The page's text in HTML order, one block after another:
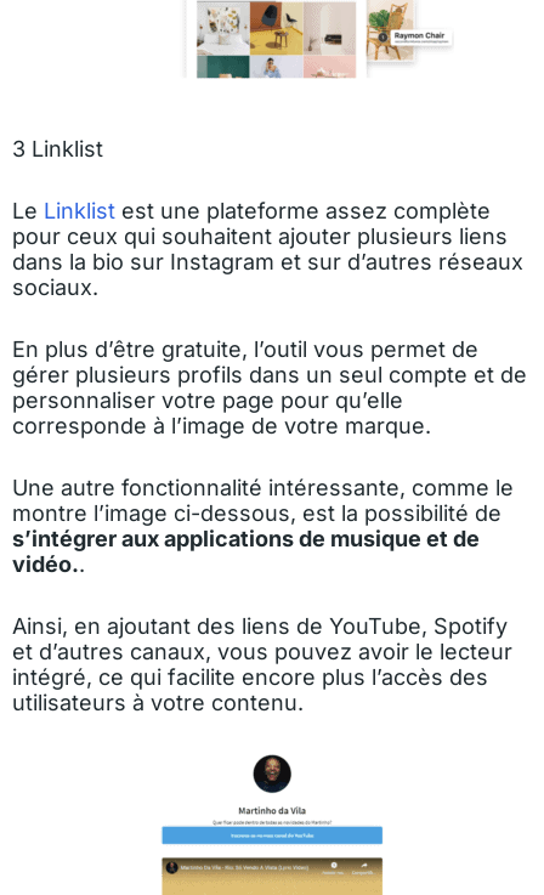
3 Linklist
Le Linklist est une plateforme assez complète
pour ceux qui souhaitent ajouter plusieurs liens
dans la bio sur Instagram et sur d’autres réseaux
sociaux.
En plus d’être gratuite, l’outil vous permet de
gérer plusieurs profils dans un seul compte et de
personnaliser votre page pour qu’elle
corresponde à l’image de votre marque.
Une autre fonctionnalité intéressante, comme le
montre l’image ci-dessous, est la possibilité de
s’intégrer aux applications de musique et de
vidéo..
Ainsi, en ajoutant des liens de YouTube, Spotify
et d’autres canaux, vous pouvez avoir le lecteur
intégré, ce qui facilite encore plus l’accès des
utilisateurs à votre contenu.